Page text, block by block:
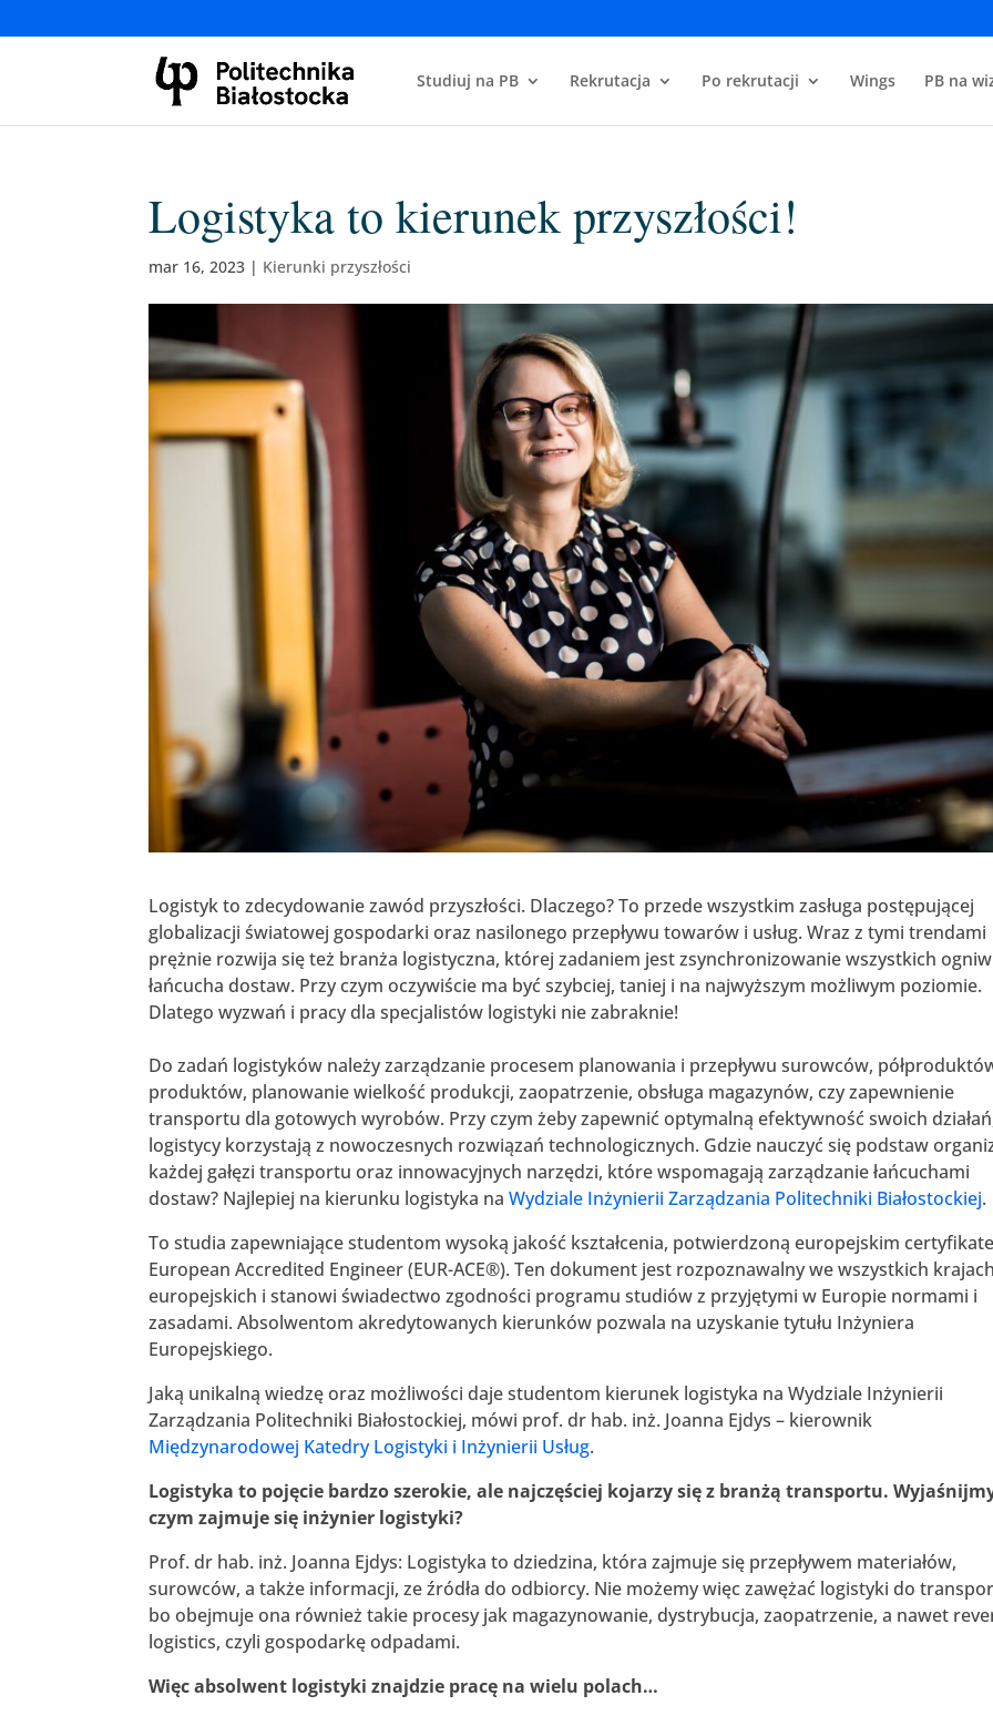
Studiuj na PB Rekrutacja Po rekrutacji Wings PB na
Logistyka to kierunek przyszłości!
mar 16, 2023 | Kierunki przyszłości
Logistyk to zdecydowanie zawód przyszłości. Dlaczego? To przede wszystkim zasługa postępującej
globalizacji światowej gospodarki oraz nasilonego przepływu towarów i usług. Wraz z tymi trendami
prężnie rozwija się też branża logistyczna, której zadaniem jest zsynchronizowanie wszystkich ogniw
łańcucha dostaw. Przy czym oczywiście ma być szybciej, taniej i na najwyższym możliwym poziomie.
Dlatego wyzwań i pracy dla specjalistów logistyki nie zabraknie!
Do zadań logistyków należy zarządzanie procesem planowania i przepływu surowców,
produktów, planowanie wielkość produkcji, zaopatrzenie, obsługa magazynów, czy zapewnienie
transportu dla gotowych wyrobów. Przy czym żeby zapewnić optymalną efektywność swoich
logistycy korzystają z nowoczesnych rozwiązań technologicznych. Gdzie nauczyć się podstaw
każdej gałęzi transportu oraz innowacyjnych narzędzi, które wspomagają zarządzanie łańcuchami
dostaw? Najlepiej na kierunku logistyka naWydziale Inżynierii Zarządzania Politechniki Białostockiej.
To studia zapewniające studentom wysoką jakość kształcenia, potwierdzoną europejskim
European Accredited Engineer (EUR-ACE®). Ten dokument jest rozpoznawalny we wszystkich krajach
europejskich i stanowi świadectwo zgodności programu studiów z przyjętymi w Europie normami i
zasadami. Absolwentom akredytowanych kierunków pozwala na uzyskanie tytułu Inżyniera
Europejskiego.
Jaką unikalną wiedzę oraz możliwości daje studentom kierunek logistyka na Wydziale Inżynierii
Zarządzania Politechniki Białostockiej, mówi prof. dr hab. inż. Joanna Ejdys – kierownik
Międzynarodowej Katedry Logistyki i Inżynierii Usług.
Logistyka to pojęcie bardzo szerokie, ale najczęściej kojarzy się z branżą transportu.
czym zajmuje się inżynier logistyki?
Prof. dr hab. inż. Joanna Ejdys: Logistyka to dziedzina, która zajmuje się przepływem materiałów,
surowców, a także informacji, ze źródła do odbiorcy. Nie możemy więc zawężać logistyki do
bo obejmuje ona również takie procesy jak magazynowanie, dystrybucja, zaopatrzenie, a nawet
logistics, czyli gospodarkę odpadami.
Więc absolwent logistyki znajdzie pracę na wielu polach…